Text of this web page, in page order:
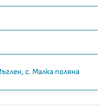
с. Малка поляна